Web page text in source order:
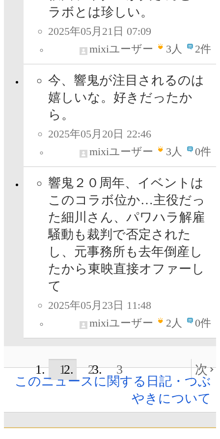
ラボとは珍しい。
2025年05月21日 07:09
mixiユーザー
3人 2件
今、響鬼が注目されるのは
嬉しいな。好きだったか
ら。
2025年05月20日 22:46
mixiユーザー
3人 0件
響鬼２０周年、イベントは
このコラボ位か…主役だっ
た細川さん、パワハラ解雇
騒動も裁判で否定された
し、元事務所も去年倒産し
たから東映直接オファーし
て
2025年05月23日 11:48
mixiユーザー
2人 0件
1 2 3
次
このニュースに関する日記・つぶ
やきについて